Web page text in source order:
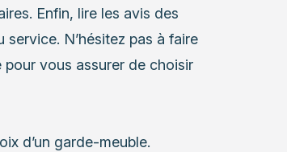
Enfin, lire les avis des
N’hésitez pas à faire
pour vous assurer de choisir
d’un garde-meuble.